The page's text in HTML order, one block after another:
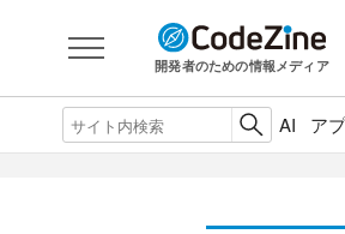
開発者のための情報メディア
AI ア